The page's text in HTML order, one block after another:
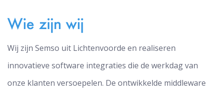
Wie zijn wij
Wij zijn Semso uit Lichtenvoorde en realiseren
innovatieve software integraties die de werkdag van
onze klanten versoepelen. De ontwikkelde middleware